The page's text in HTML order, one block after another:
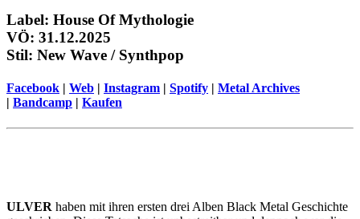
Label: House Of Mythologie
VÖ: 31.12.2025
Stil: New Wave / Synthpop
Facebook | Web | Instagram | Spotify | Metal Archives
| Bandcamp | Kaufen
ULVER haben mit ihren ersten drei Alben Black Metal Geschichte